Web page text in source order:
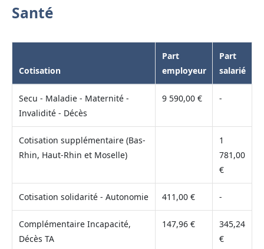
Santé
Cotisation
Part
employeur
Part
salarié
Secu - Maladie - Maternité -
Invalidité - Décès
9 590,00 € -
Cotisation supplémentaire (Bas-
Rhin, Haut-Rhin et Moselle)
1
781,00
€
Cotisation solidarité - Autonomie 411,00 € -
Complémentaire Incapacité,
Décès TA
147,96 €
345,24
€